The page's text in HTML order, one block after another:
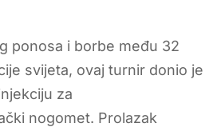
ponosa i borbe među 32
svijeta, ovaj turnir donio je
za
nogomet. Prolazak